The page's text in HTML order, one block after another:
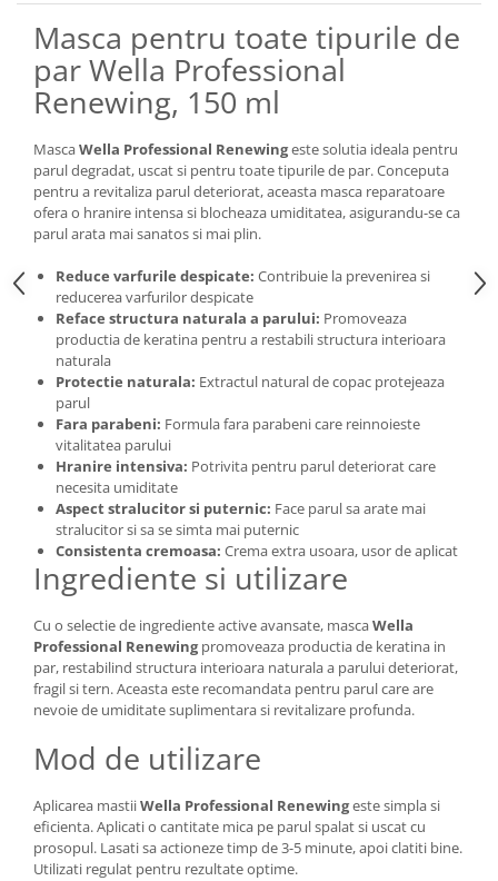
Masca pentru toate tipurile de
par Wella Professional
Renewing, 150 ml
MascaWella Professional Renewingeste solutia ideala pentru
parul degradat, uscat si pentru toate tipurile de par. Conceputa
pentru a revitaliza parul deteriorat, aceasta masca reparatoare
ofera o hranire intensa si blocheaza umiditatea, asigurandu-se ca
parul arata mai sanatos si mai plin.
Reduce varfurile despicate: Contribuie la prevenirea si
reducerea varfurilor despicate
Reface structura naturala a parului: Promoveaza
productia de keratina pentru a restabili structura interioara
naturala
Protectie naturala: Extractul natural de copac protejeaza
parul
Fara parabeni: Formula fara parabeni care reinnoieste
vitalitatea parului
Hranire intensiva: Potrivita pentru parul deteriorat care
necesita umiditate
Aspect stralucitor si puternic: Face parul sa arate mai
stralucitor si sa se simta mai puternic
Consistenta cremoasa: Crema extra usoara, usor de aplicat
Ingrediente si utilizare
Cu o selectie de ingrediente active avansate, mascaWella
Professional Renewingpromoveaza productia de keratina in
par, restabilind structura interioara naturala a parului deteriorat,
fragil si tern. Aceasta este recomandata pentru parul care are
nevoie de umiditate suplimentara si revitalizare profunda.
Mod de utilizare
Aplicarea mastiiWella Professional Renewingeste simpla si
eficienta. Aplicati o cantitate mica pe parul spalat si uscat cu
prosopul. Lasati sa actioneze timp de 3-5 minute, apoi clatiti bine.
Utilizati regulat pentru rezultate optime.